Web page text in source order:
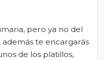
pero ya no del
además te encargarás
de los platillos,